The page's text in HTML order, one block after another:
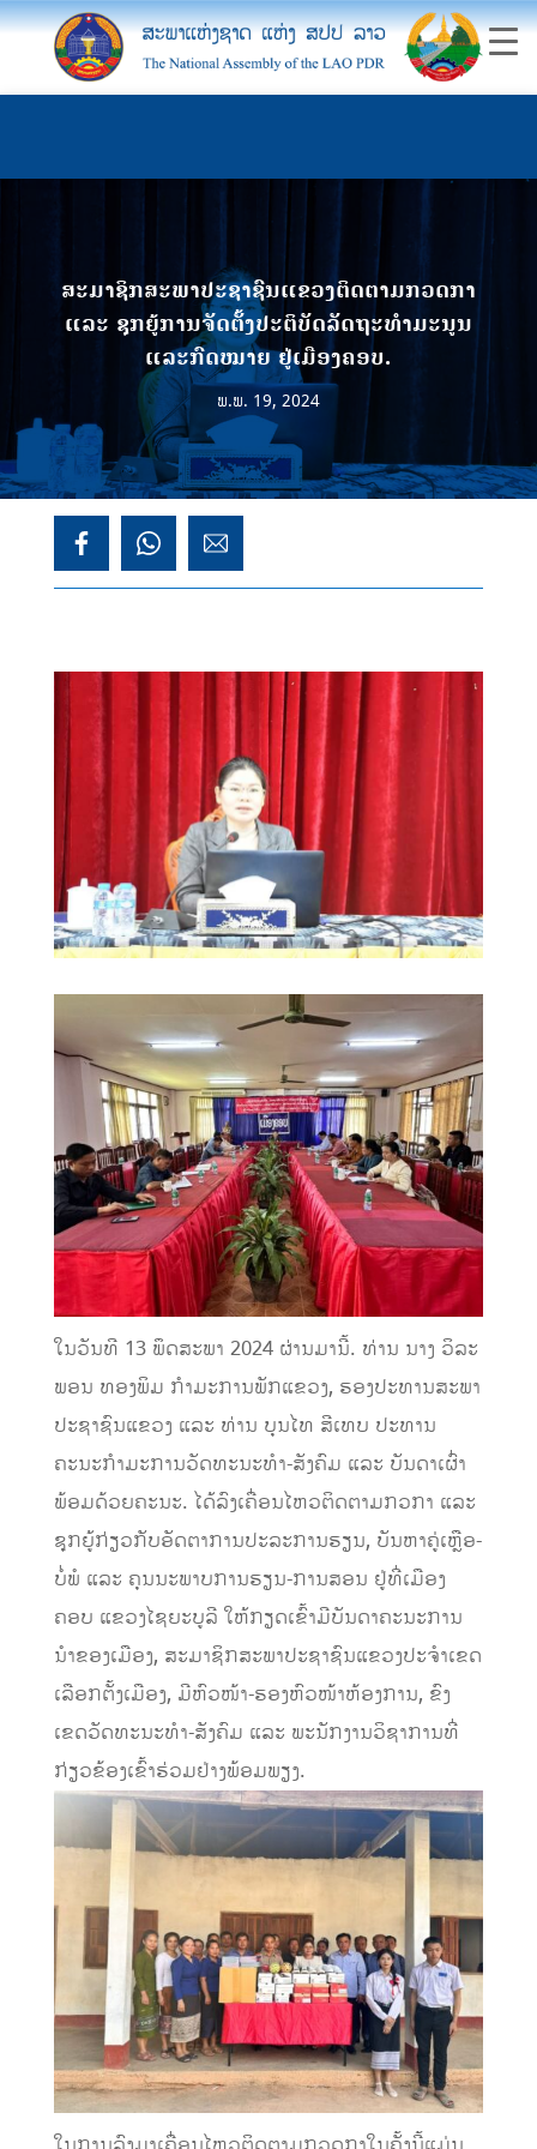
ສະມາຊິກສະພາປະຊາຊົນແຂວງຕິດຕາມກວດກາ
ແລະ ຊຸກຍູ້ການຈັດຕັ້ງປະຕິບັດລັດຖະທໍາມະນູນ
ແລະກົດໝາຍ ຢູ່ເມືອງຄອບ.
ພ.ພ. 19, 2024
ໃນວັນທີ 13 ພຶດສະພາ 2024 ຜ່ານມານີ້. ທ່ານ ນາງ ວິລະ
ພອນ ທອງພິມ ກໍາມະການພັກແຂວງ, ຮອງປະທານສະພາ
ປະຊາຊົນແຂວງ ແລະ ທ່ານ ບຸນໄທ ສີເທບ ປະທານ
ຄະນະກໍາມະການວັດທະນະທໍາ-ສັງຄົມ ແລະ ບັນດາເຜົ່າ
ພ້ອມດ້ວຍຄະນະ. ໄດ້ລົງເຄື່ອນໄຫວຕິດຕາມກວກາ ແລະ
ຊຸກຍູ້ກ່ຽວກັບອັດຕາການປະລະການຮຽນ, ບັນຫາຄູ່ເຫຼືອ-
ບໍ່ພໍ ແລະ ຄຸນນະພາບການຮຽນ-ການສອນ ຢູ່ທີ່ເມືອງ
ຄອບ ແຂວງໄຊຍະບູລີ ໃຫ້ກຽດເຂົ້າມີບັນດາຄະນະການ
ນໍາຂອງເມືອງ, ສະມາຊິກສະພາປະຊາຊົນແຂວງປະຈໍາເຂດ
ເລືອກຕັ້ງເມືອງ, ມີຫົວໜ້າ-ຮອງຫົວໜ້າຫ້ອງການ, ຂົງ
ເຂດວັດທະນະທໍາ-ສັງຄົມ ແລະ ພະນັກງານວິຊາການທີ່
ກ່ຽວຂ້ອງເຂົ້າຮ່ວມຢ່າງພ້ອມພຽງ.